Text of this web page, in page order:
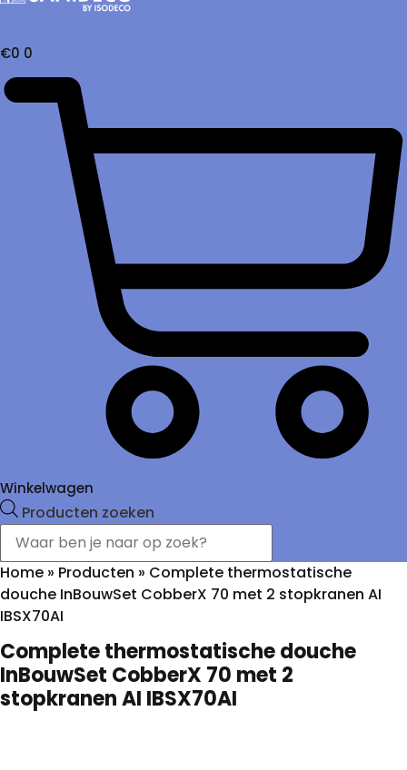
€0 0
Winkelwagen
Producten zoeken
Home » Producten » Complete thermostatische
douche InBouwSet CobberX 70 met 2 stopkranen AI
IBSX70AI
Complete thermostatische douche
InBouwSet CobberX 70 met 2
stopkranen AI IBSX70AI